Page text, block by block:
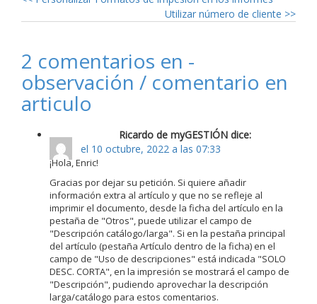
Utilizar número de cliente >>
2 comentarios en -
observación / comentario en
articulo
Ricardo de myGESTIÓN dice:
el 10 octubre, 2022 a las 07:33
¡Hola, Enric!
Gracias por dejar su petición. Si quiere añadir
información extra al artículo y que no se refleje al
imprimir el documento, desde la ficha del artículo en la
pestaña de "Otros", puede utilizar el campo de
"Descripción catálogo/larga". Si en la pestaña principal
del artículo (pestaña Artículo dentro de la ficha) en el
campo de "Uso de descripciones" está indicada "SOLO
DESC. CORTA", en la impresión se mostrará el campo de
"Descripción", pudiendo aprovechar la descripción
larga/catálogo para estos comentarios.